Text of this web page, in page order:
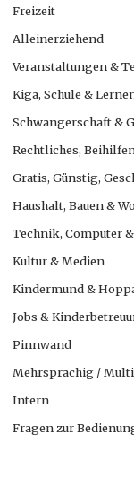
Freizeit
Alleinerziehend
Veranstaltungen &
Kiga, Schule &
Schwangerschaft &
Rechtliches,
Gratis, Günstig,
Haushalt, Bauen &
Technik, Computer
Kultur & Medien
Kindermund &
Jobs &
Pinnwand
Mehrsprachig /
Intern
Fragen zur